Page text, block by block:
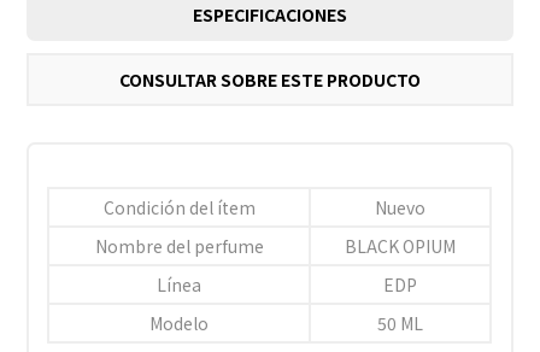
ESPECIFICACIONES
CONSULTAR SOBRE ESTE PRODUCTO
Condición del ítem
Nuevo
Nombre del perfume
BLACK OPIUM
Línea
EDP
Modelo
50 ML